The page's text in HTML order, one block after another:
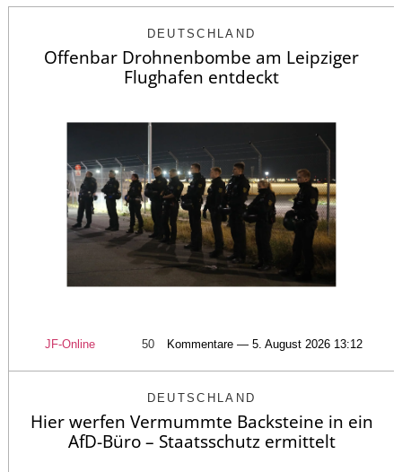
DEUTSCHLAND
Offenbar Drohnenbombe am Leipziger
Flughafen entdeckt
JF-Online 50 Kommentare — 5. August 2026 13:12
DEUTSCHLAND
Hier werfen Vermummte Backsteine in ein
AfD-Büro – Staatsschutz ermittelt